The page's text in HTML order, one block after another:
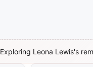
Exploring Leona Lewis's